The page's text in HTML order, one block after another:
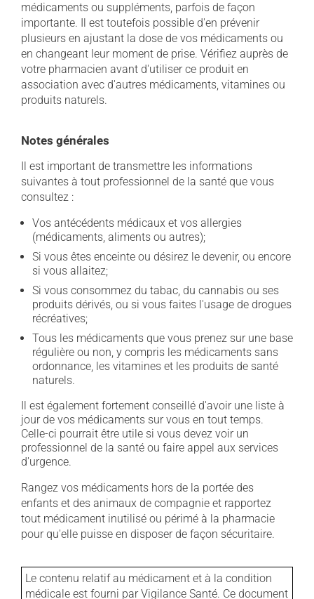
médicaments ou suppléments, parfois de façon
importante. Il est toutefois possible d'en prévenir
plusieurs en ajustant la dose de vos médicaments ou
en changeant leur moment de prise. Vérifiez auprès de
votre pharmacien avant d'utiliser ce produit en
association avec d'autres médicaments, vitamines ou
produits naturels.
Notes générales
Il est important de transmettre les informations
suivantes à tout professionnel de la santé que vous
consultez :
Vos antécédents médicaux et vos allergies
(médicaments, aliments ou autres);
Si vous êtes enceinte ou désirez le devenir, ou encore
si vous allaitez;
Si vous consommez du tabac, du cannabis ou ses
produits dérivés, ou si vous faites l'usage de drogues
récréatives;
Tous les médicaments que vous prenez sur une base
régulière ou non, y compris les médicaments sans
ordonnance, les vitamines et les produits de santé
naturels.
Il est également fortement conseillé d'avoir une liste à
jour de vos médicaments sur vous en tout temps.
Celle-ci pourrait être utile si vous devez voir un
professionnel de la santé ou faire appel aux services
d'urgence.
Rangez vos médicaments hors de la portée des
enfants et des animaux de compagnie et rapportez
tout médicament inutilisé ou périmé à la pharmacie
pour qu'elle puisse en disposer de façon sécuritaire.
Le contenu relatif au médicament et à la condition
médicale est fourni par Vigilance Santé. Ce document